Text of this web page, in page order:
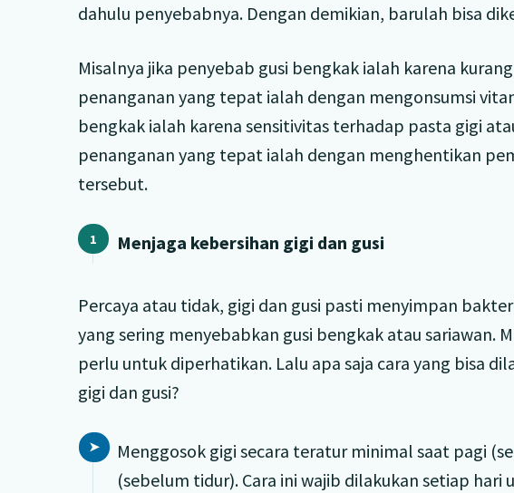
dahulu penyebabnya. Dengan demikian, barulah bisa
Misalnya jika penyebab gusi bengkak ialah karena
penanganan yang tepat ialah dengan mengonsumsi
bengkak ialah karena sensitivitas terhadap pasta gigi
penanganan yang tepat ialah dengan menghentikan
tersebut.
Menjaga kebersihan gigi dan gusi
Percaya atau tidak, gigi dan gusi pasti menyimpan
yang sering menyebabkan gusi bengkak atau sariawan.
perlu untuk diperhatikan. Lalu apa saja cara yang bisa
gigi dan gusi?
Menggosok gigi secara teratur minimal saat pagi
(sebelum tidur). Cara ini wajib dilakukan setiap hari